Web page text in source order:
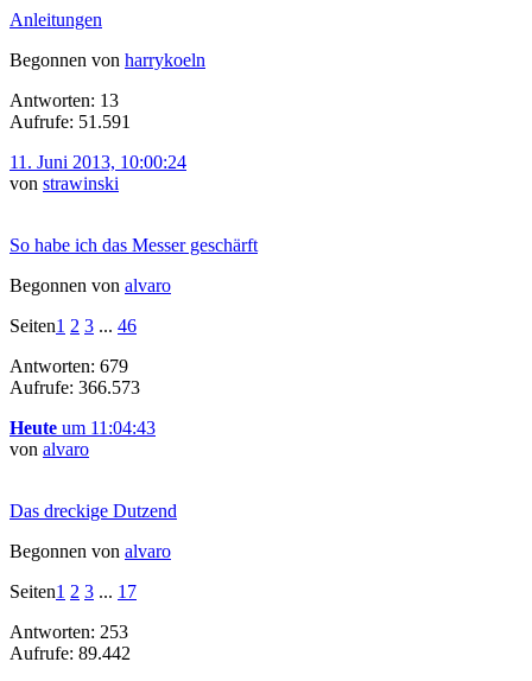
Anleitungen
Begonnen von harrykoeln
Antworten: 13
Aufrufe: 51.591
11. Juni 2013, 10:00:24
von strawinski
So habe ich das Messer geschärft
Begonnen von alvaro
Seiten1 2 3 ... 46
Antworten: 679
Aufrufe: 366.573
Heute um 11:04:43
von alvaro
Das dreckige Dutzend
Begonnen von alvaro
Seiten1 2 3 ... 17
Antworten: 253
Aufrufe: 89.442